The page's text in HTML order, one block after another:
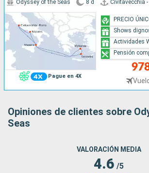
Pague en 4X
Odyssey of the Seas 8 d Civitavecchia
PRECIO
Shows
Actividades
Pensión
Opiniones de clientes sobre
Seas
VALORACIÓN MEDIA
4.6 /5